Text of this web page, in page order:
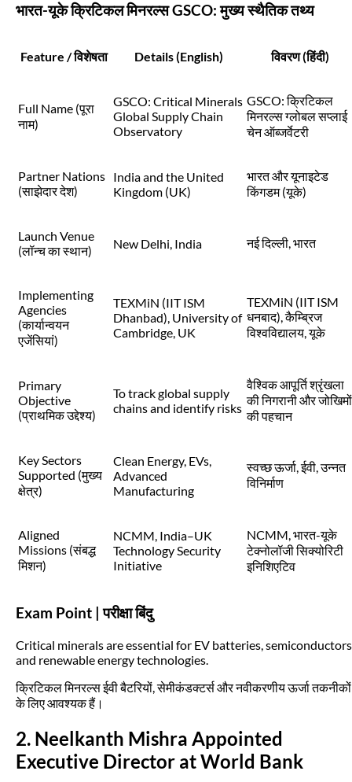
भारत-यूके क्रिटिकल मिनरल्स GSCO: मुख्य स्थैतिक तथ्य
Feature / विशेषता Details (English) विवरण (हिंदी)
Full Name (पूरा
नाम)
GSCO: Critical Minerals
Global Supply Chain
Observatory
GSCO: क्रिटिकल
मिनरल्स ग्लोबल सप्लाई
चेन ऑब्जर्वेटरी
Partner Nations
(साझेदार देश)
India and the United
Kingdom (UK)
भारत और यूनाइटेड
किंगडम (यूके)
Launch Venue
(लॉन्च का स्थान)
New Delhi, India नई दिल्ली, भारत
Implementing
Agencies
(कार्यान्वयन
एजेंसियां)
TEXMiN (IIT ISM
Dhanbad), University of
Cambridge, UK
TEXMiN (IIT ISM
धनबाद), कैम्ब्रिज
विश्वविद्यालय, यूके
Primary
Objective
(प्राथमिक उद्देश्य)
To track global supply
chains and identify risks
वैश्विक आपूर्ति श्रृंखला
की निगरानी और जोखिमों
की पहचान
Key Sectors
Supported (मुख्य
क्षेत्र)
Clean Energy, EVs,
Advanced
Manufacturing
स्वच्छ ऊर्जा, ईवी, उन्नत
विनिर्माण
Aligned
Missions (संबद्ध
मिशन)
NCMM, India–UK
Technology Security
Initiative
NCMM, भारत-यूके
टेक्नोलॉजी सिक्योरिटी
इनिशिएटिव
Exam Point | परीक्षा बिंदु
Critical minerals are essential for EV batteries, semiconductors
and renewable energy technologies.
क्रिटिकल मिनरल्स ईवी बैटरियों, सेमीकंडक्टर्स और नवीकरणीय ऊर्जा तकनीकों
के लिए आवश्यक हैं।
2. Neelkanth Mishra Appointed
Executive Director at World Bank